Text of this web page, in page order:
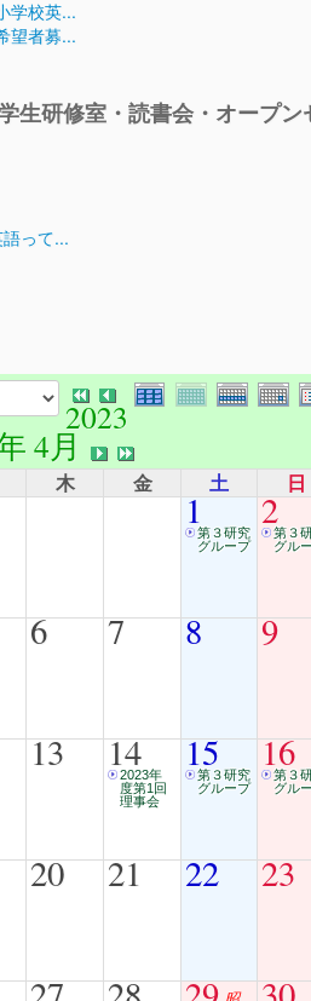
学校英...
望者募...
生研修室・読書会・オープン
って...
2023
4月
木 金 土 日
1第３研究
グループ
2第３
グル
6 7 8 9
13 14
2023年
度第1回
理事会
15
第３研究
グループ
16
第３
グル
20 21 22 23